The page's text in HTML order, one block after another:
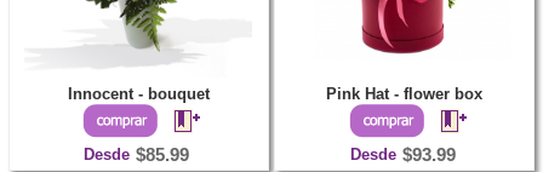
Innocent - bouquet
Desde $85.99
Pink Hat - flower box
Desde $93.99